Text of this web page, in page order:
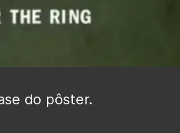
do pôster.